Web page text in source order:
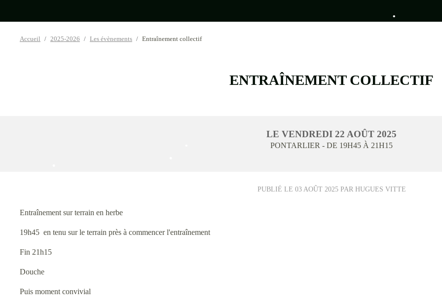
Accueil 2025-2026 Les évènements Entraînement collectif
ENTRAÎNEMENT COLLECTIF
LE VENDREDI 22 AOÛT 2025
PONTARLIER - DE 19H45 À 21H15
PUBLIÉ LE 03 AOÛT 2025PAR HUGUES VITTE
Entraînement sur terrain en herbe
19h45 en tenu sur le terrain près à commencer l'entraînement
Fin 21h15
Douche
Puis moment convivial